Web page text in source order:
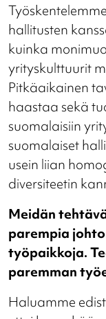
hallitusten
kuinka
yrityskulttuurit
Pitkäaikainen
haastaa sekä
suomalaisiin
suomalaiset
usein liian
diversiteetin
Meidän
parempia
työpaikkoja.
paremman
Haluamme